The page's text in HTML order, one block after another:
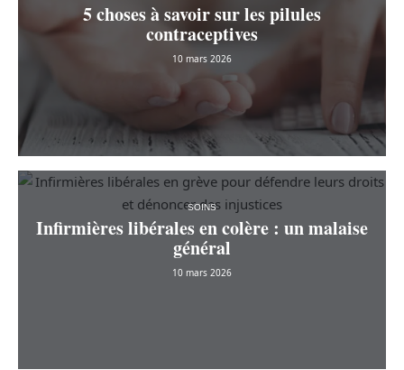
5 choses à savoir sur les pilules
contraceptives
10 mars 2026
SOINS
Infirmières libérales en colère : un malaise
général
10 mars 2026